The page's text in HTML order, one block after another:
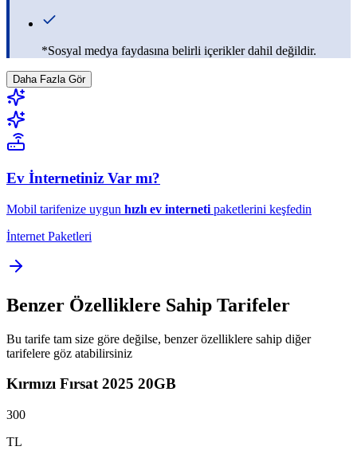
*Sosyal medya faydasına belirli içerikler dahil değildir.
Daha Fazla Gör
Ev İnternetiniz Var mı?
Mobil tarifenize uygun hızlı ev interneti paketlerini keşfedin
İnternet Paketleri
Benzer Özelliklere Sahip Tarifeler
Bu tarife tam size göre değilse, benzer özelliklere sahip diğer
tarifelere göz atabilirsiniz
Kırmızı Fırsat 2025 20GB
300
TL